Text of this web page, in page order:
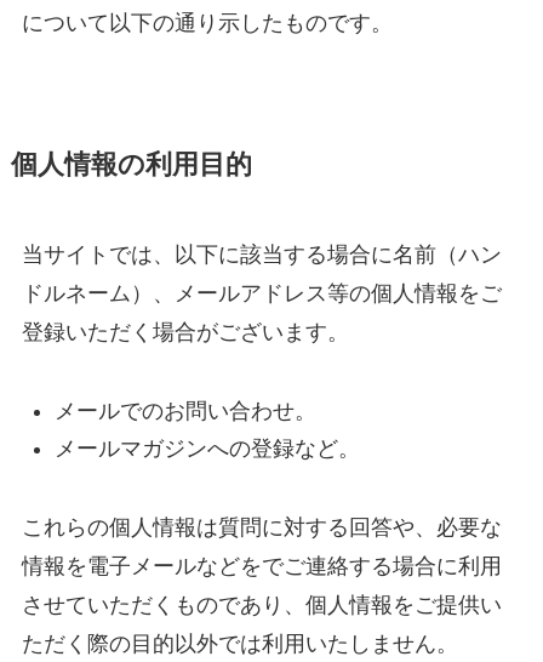
について以下の通り示したものです。
個人情報の利用目的
当サイトでは、以下に該当する場合に名前（ハン
ドルネーム）、メールアドレス等の個人情報をご
登録いただく場合がございます。
メールでのお問い合わせ。
メールマガジンへの登録など。
これらの個人情報は質問に対する回答や、必要な
情報を電子メールなどをでご連絡する場合に利用
させていただくものであり、個人情報をご提供い
ただく際の目的以外では利用いたしません。